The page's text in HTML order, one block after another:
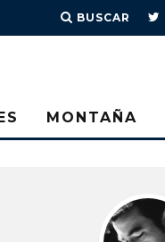
BUSCAR
MONTAÑA